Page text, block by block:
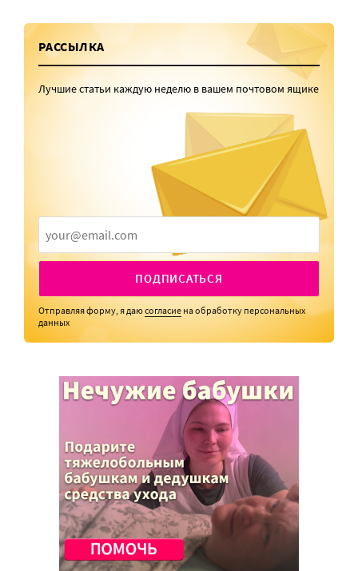
РАССЫЛКА
Лучшие статьи каждую неделю в вашем почтовом ящике
ПОДПИСАТЬСЯ
Отправляя форму, я даюсогласие на обработку персональных
данных